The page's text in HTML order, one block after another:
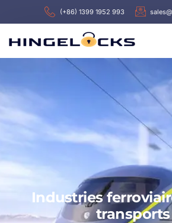
(+86) 1399 1952 993
Industries
transports